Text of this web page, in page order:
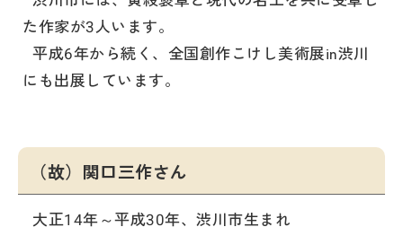
た作家が3人います。
平成6年から続く、全国創作こけし美術展in渋川
にも出展しています。
（故）関口三作さん
大正14年～平成30年、渋川市生まれ